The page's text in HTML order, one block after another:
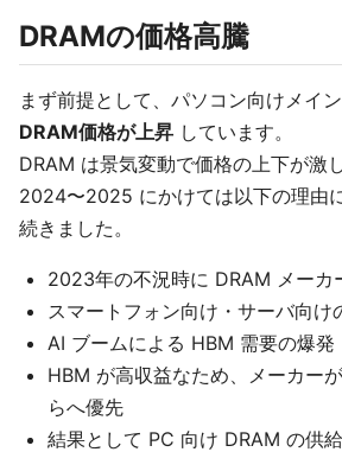
DRAMの価格高騰
まず前提として、パソコン向けメイ
DRAM価格が上昇 しています。
DRAM は景気変動で価格の上下が激
2024〜2025 にかけては以下の理由
続きました。
2023年の不況時に DRAM メーカ
スマートフォン向け・サーバ向け
AI ブームによる HBM 需要の爆発
HBM が高収益なため、メーカー
らへ優先
結果として PC 向け DRAM の供